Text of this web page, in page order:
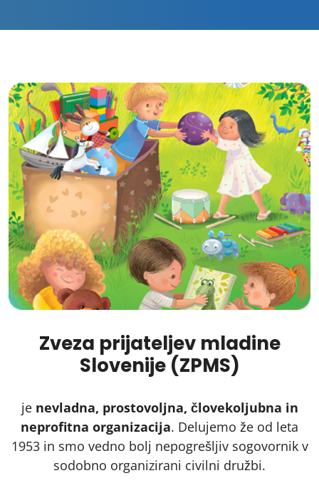
Zveza prijateljev mladine
Slovenije (ZPMS)
je nevladna, prostovoljna, človekoljubna in
neprofitna organizacija. Delujemo že od leta
1953 in smo vedno bolj nepogrešljiv sogovornik v
sodobno organizirani civilni družbi.